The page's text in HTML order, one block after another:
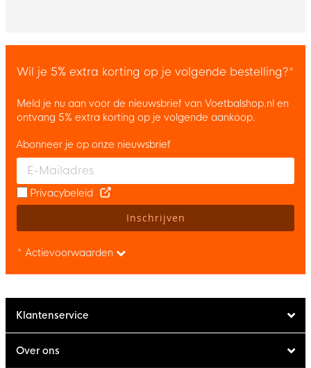
Wil je 5% extra korting op je volgende bestelling?*
Meld je nu aan voor de nieuwsbrief van Voetbalshop.nl en
ontvang 5% extra korting op je volgende aankoop.
Enter your email and accept the privacy policy to subscribe to
Abonneer je op onze nieuwsbrief
Privacybeleid
Inschrijven
* Actievoorwaarden
Klantenservice
Over ons